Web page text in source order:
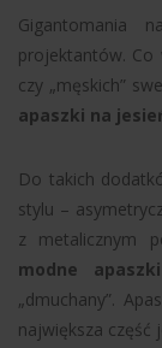
Gigantomania
projektantów. Co
czy „męskich”
apaszki na
Do takich
stylu –
z metalicznym
modne
„dmuchany”.
największa część